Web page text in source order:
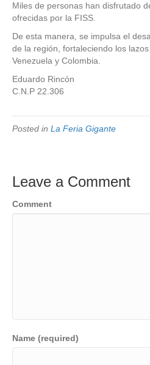
Miles de personas han disfrutado
ofrecidas por la FISS.
De esta manera, se impulsa el
de la región, fortaleciendo los
Venezuela y Colombia.
Eduardo Rincón
C.N.P 22.306
Posted in La Feria Gigante
Leave a Comment
Comment
Name (required)